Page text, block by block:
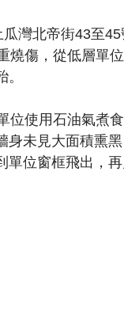
灣北帝街43至
燒傷，從低層單
位使用石油氣煮
身未見大面積熏
單位窗框飛出，